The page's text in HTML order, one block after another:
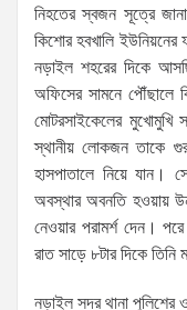
নিহতের স্বজন সূত্রে
কিশোর হবখালি ইউনিয়নের
নড়াইল শহরের দিকে
অফিসের সামনে পৌঁছালে
মোটরসাইকেলের
স্থানীয় লোকজন তাকে
হাসপাতালে নিয়ে যান।
অবস্থার অবনতি হওয়ায়
নেওয়ার পরামর্শ দেন।
রাত সাড়ে ৮টার দিকে তিনি
নড়াইল সদর থানা পুলিশের